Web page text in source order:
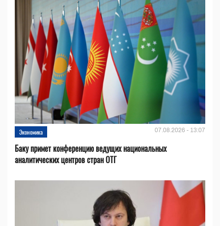
Экономика 07.08.2026 - 13:07
Баку примет конференцию ведущих национальных
аналитических центров стран ОТГ